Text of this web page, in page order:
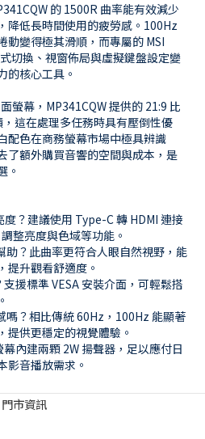
的 1500R 曲率能有效減少
降低長時間使用的疲勞感。100Hz
動變得極其滑順，而專屬的 MSI
切換、視窗佈局與虛擬鍵盤設定變
的核心工具。
螢幕，MP341CQW 提供的 21:9 比
這在處理多任務時具有壓倒性優
配色在商務螢幕市場中極具辨識
了額外購買音響的空間與成本，是
。
？建議使用 Type-C 轉 HDMI 連接
整亮度與色域等功能。
助？此曲率更符合人眼自然視野，能
提升觀看舒適度。
援標準 VESA 安裝介面，可輕鬆搭
嗎？相比傳統 60Hz，100Hz 能顯著
提供更穩定的視覺體驗。
內建兩顆 2W 揚聲器，足以應付日
影音播放需求。
門市資訊